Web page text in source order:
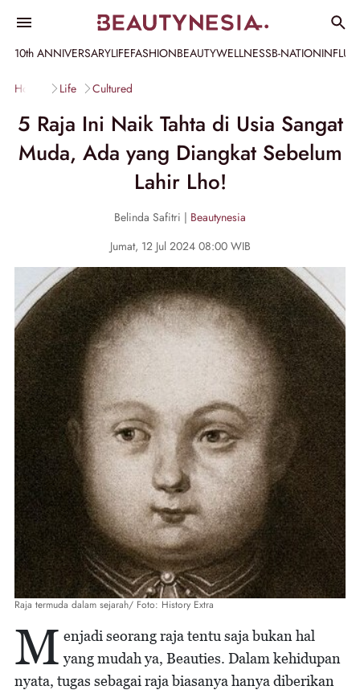
10th ANNIVERSARYLIFEFASHIONBEAUTYWELLNESSB-NATION
Home Life Cultured
5 Raja Ini Naik Tahta di Usia Sangat
Muda, Ada yang Diangkat Sebelum
Lahir Lho!
Belinda Safitri | Beautynesia
Jumat, 12 Jul 2024 08:00 WIB
Raja termuda dalam sejarah/ Foto: History Extra
M enjadi seorang raja tentu saja bukan hal
yang mudah ya, Beauties. Dalam kehidupan
nyata, tugas sebagai raja biasanya hanya diberikan